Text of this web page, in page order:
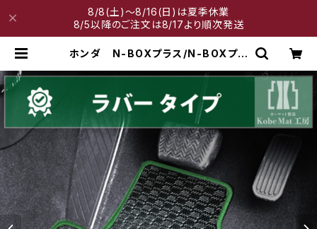
8/8(土)～8/16(日)は夏季休業
8/5以降のご注文は8/17より順次発送
ホンダ N-BOXプラス/N-BOXプラ
1/2 フロアマット一式 カーマッ
工房